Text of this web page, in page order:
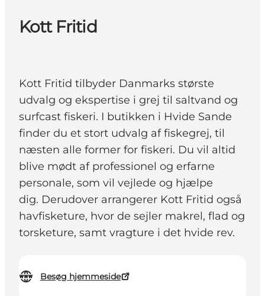
Kott Fritid
Kott Fritid tilbyder Danmarks største
udvalg og ekspertise i grej til saltvand og
surfcast fiskeri. I butikken i Hvide Sande
finder du et stort udvalg af fiskegrej, til
næsten alle former for fiskeri. Du vil altid
blive mødt af professionel og erfarne
personale, som vil vejlede og hjælpe
dig. Derudover arrangerer Kott Fritid også
havfisketure, hvor de sejler makrel, flad og
torsketure, samt vragture i det hvide rev.
Besøg hjemmeside